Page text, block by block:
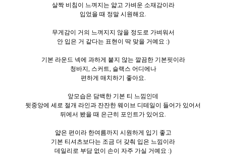
살짝 비침이 느껴지는 얇고 가벼운 소재감이라
입었을 때 정말 시원해요.
무게감이 거의 느껴지지 않을 정도로 가벼워서
안 입은 거 같다는 표현이 딱 맞을 거예요 :)
기본 라운드 넥에 과하게 붙지 않는 깔끔한 기본핏이라
청바지, 스커트, 슬랙스 어디에나
편하게 매치하기 좋아요.
앞모습은 담백한 기본 티 느낌인데
뒷중앙에 세로 절개 라인과 잔잔한 웨이브 디테일이 들어가 있어서
뒤에서 봤을 때 은근히 포인트가 있어요.
얇은 편이라 한여름까지 시원하게 입기 좋고
기본 티셔츠보다는 조금 더 갖춰 입은 느낌이라
데일리로 부담 없이 손이 자주 가실 거예요 :)